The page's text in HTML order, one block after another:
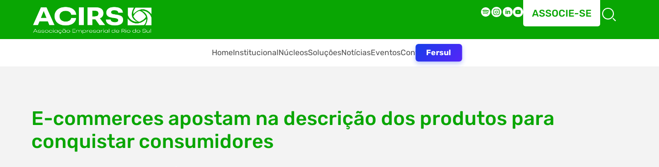
ASSOCIE-SE
HomeInstitucionalNúcleosSoluçõesNotíciasEventosContatoFersul
E-commerces apostam na descrição dos produtos para
conquistar consumidores